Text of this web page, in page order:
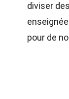
diviser
pour de